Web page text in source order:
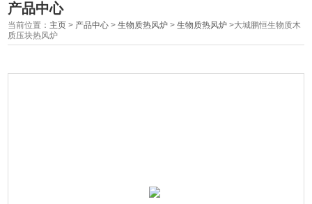
产品中心
当前位置： 主页 > 产品中心 >生物质热风炉 >生物质热风炉 >大城鹏恒生物质木
质压块热风炉